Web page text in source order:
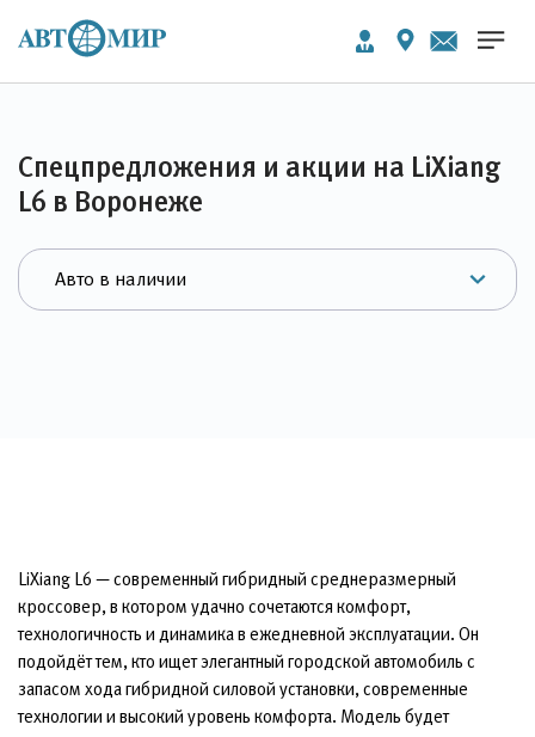
Спецпредложения и акции на LiXiang
L6 в Воронеже
LiXiang L6 — современный гибридный среднеразмерный
кроссовер, в котором удачно сочетаются комфорт,
технологичность и динамика в ежедневной эксплуатации. Он
подойдёт тем, кто ищет элегантный городской автомобиль с
запасом хода гибридной силовой установки, современные
технологии и высокий уровень комфорта. Модель будет